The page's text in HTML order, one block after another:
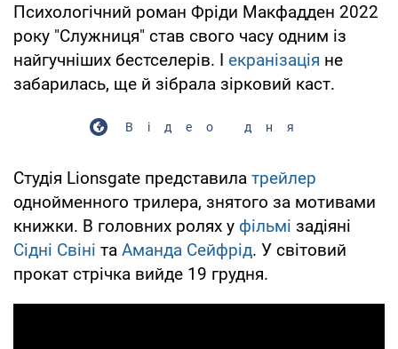
Психологічний роман Фріди Макфадден 2022
року "Служниця" став свого часу одним із
найгучніших бестселерів. І екранізація не
забарилась, ще й зібрала зірковий каст.
Відео дня
Студія Lionsgate представила трейлер
однойменного трилера, знятого за мотивами
книжки. В головних ролях у фільмі задіяні
Сідні Свіні та Аманда Сейфрід. У світовий
прокат стрічка вийде 19 грудня.